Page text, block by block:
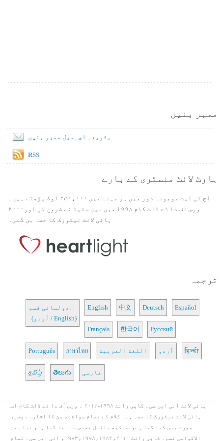
ممبر بنیں
بذریعہ ای۔میل ممبر بنیں
RSS
ہارٹ لائٹ منسٹری کے بارے
آج کی آیت موجودہ دور میں ہر مہنے میں ۲۵۰،۰۰۰ لوگ پڑھتے ہیں۔
ورس آف دا ڈے ڈاٹ کام ۱۹۹۸ میں بین سٹیڈ نے شروع کی اور۲۰۰۰
ہائی لائٹ نیٹورک کا حصہ بن گئی۔
ترجمہ
دولسانی قسم:
(اُردو / English)
English 中文 Deutsch Español
Français 한국어 Русский
Português ภาษาไทย اللغة العربية اُردو हिन्दी
தமிழ் తెలుగు فارسی
ہائی لائٹ آئی این سی۔ کاپی رائٹ ۱۹۹۸-۲۰۱۳ ۔ ورس آف دا ڈے ڈاٹ کام اب
ہائی لائٹ نیٹورک کا حصہ ہے۔ کلام کے تمام سوالات، جن کا اشارہ دوسری
صورت میں کیا گیا ہے، سب کچھ بائبل مقدس سے لیا گیا ہے، نیا بین
الاقوامی قسم۔ کاپی رائٹ ۱۹۷۳،۱۹۷۸،۱۹۸۴،۲۰۱۱، آئی این سی۔ تمام